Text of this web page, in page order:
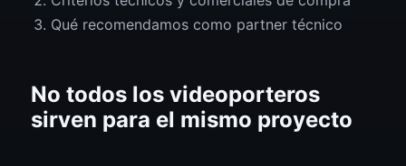
Qué recomendamos como partner técnico
No todos los videoporteros
sirven para el mismo proyecto